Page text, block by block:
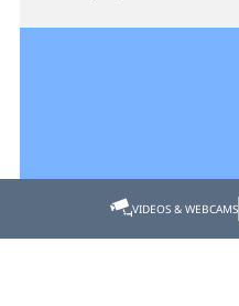
VIDEOS & WEBCAMS